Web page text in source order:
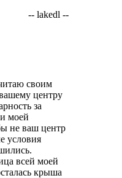
-- lakedl --
своим
центру
за
моей
не ваш центр
условия
всей моей
крыша